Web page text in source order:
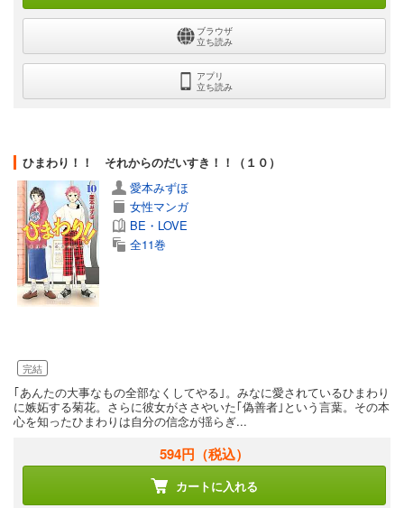
ブラウザ
立ち読み
アプリ
立ち読み
ひまわり！！ それからのだいすき！！（１０）
完結
愛本みずほ
女性マンガ
BE・LOVE
全11巻
｢あんたの大事なもの全部なくしてやる｣。みなに愛されているひまわり
に嫉妬する菊花。さらに彼女がささやいた｢偽善者｣という言葉。その本
心を知ったひまわりは自分の信念が揺らぎ...
594円 （税込）
カートに入れる